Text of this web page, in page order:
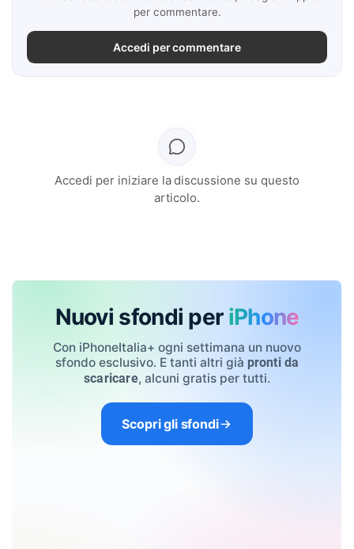
per commentare.
Accedi per commentare
Accedi per iniziare la discussione su questo
articolo.
Nuovi sfondi per iPhone
Con iPhoneItalia+ ogni settimana un nuovo
sfondo esclusivo. E tanti altri già pronti da
scaricare, alcuni gratis per tutti.
Scopri gli sfondi